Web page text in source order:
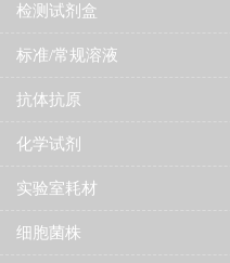
检测试剂盒
标准/常规溶液
抗体抗原
化学试剂
实验室耗材
细胞菌株